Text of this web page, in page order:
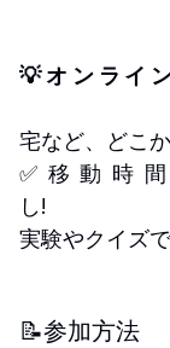
💡オンライ
宅など、どこ
✅移動時
実験やクイズ
📝参加方法